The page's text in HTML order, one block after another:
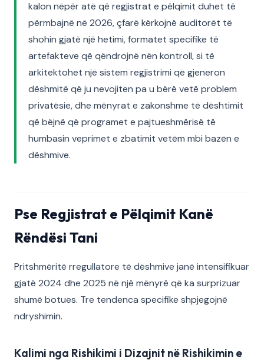
kalon nëpër atë që regjistrat e pëlqimit duhet të
përmbajnë në 2026, çfarë kërkojnë auditorët të
shohin gjatë një hetimi, formatet specifike të
artefakteve që qëndrojnë nën kontroll, si të
arkitektohet një sistem regjistrimi që gjeneron
dëshmitë që ju nevojiten pa u bërë vetë problem
privatësie, dhe mënyrat e zakonshme të dështimit
që bëjnë që programet e pajtueshmërisë të
humbasin veprimet e zbatimit vetëm mbi bazën e
dëshmive.
Pse Regjistrat e Pëlqimit Kanë
Rëndësi Tani
Pritshmëritë rregullatore të dëshmive janë intensifikuar
gjatë 2024 dhe 2025 në një mënyrë që ka surprizuar
shumë botues. Tre tendenca specifike shpjegojnë
ndryshimin.
Kalimi nga Rishikimi i Dizajnit në Rishikimin e